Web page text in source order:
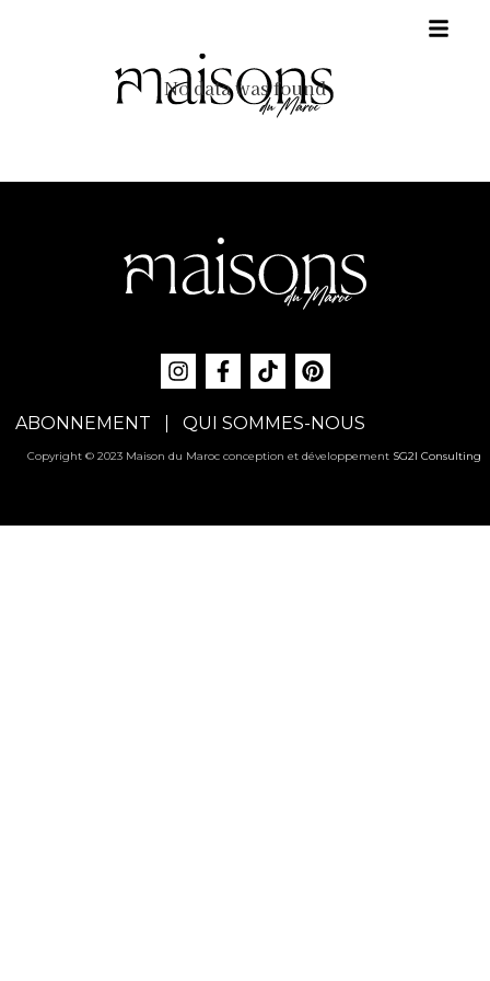
No data was found
ABONNEMENT QUI SOMMES-NOUS
Copyright © 2023 Maison du Maroc conception et développement SG2I Consulting